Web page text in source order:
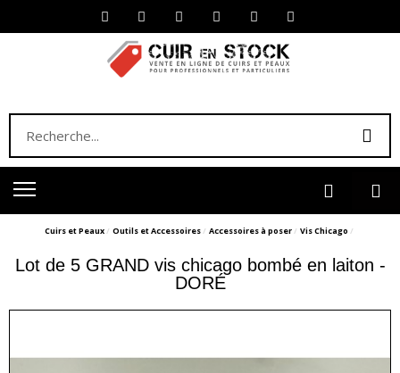
Cuirs et Peaux Outils et Accessoires Accessoires à poser Vis Chicago
Lot de 5 GRAND vis chicago bombé en laiton -
DORÉ